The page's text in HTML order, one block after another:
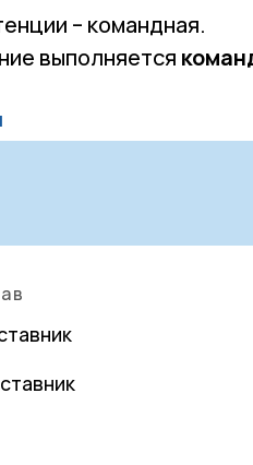
– командная.
выполняется